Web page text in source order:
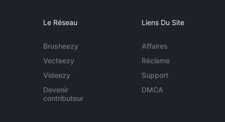
Le Réseau
Brusheezy
Vecteezy
Videezy
Devenir
contributeur
Liens Du Site
Affaires
Réclame
Support
DMCA